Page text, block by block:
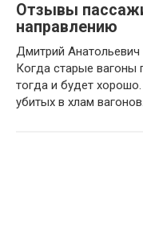
Отзывы
направлению
Дмитрий Анатольевич
Когда старые вагоны
тогда и будет
убитых в хлам